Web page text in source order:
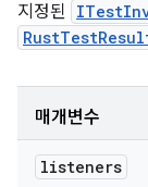
지정된
매개변수
listeners